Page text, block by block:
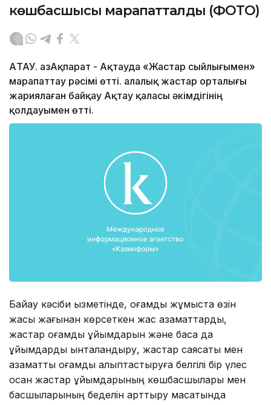
көшбасшысы марапатталды (ФОТО)
АҚТАУ. ҚазАқпарат - Ақтауда «Жастар сыйлығымен»
марапаттау рәсімі өтті. Қалалық жастар орталығы
жариялаған байқау Ақтау қаласы әкімдігінің
қолдауымен өтті.
Байқау кәсіби қызметінде, қоғамдық жұмыста өзін
жақсы жағынан көрсеткен жас азаматтарды,
жастар қоғамдық ұйымдарын және басқа да
ұйымдарды ынталандыру, жастар саясаты мен
азаматтық қоғамды қалыптастыруға белгілі бір үлес
қосқан жастар ұйымдарының көшбасшылары мен
басшыларының беделін арттыру мақсатында